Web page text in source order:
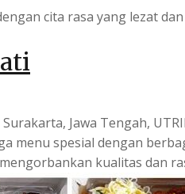
cita rasa yang lezat
Jawa Tengah,
menu spesial dengan
kualitas dan